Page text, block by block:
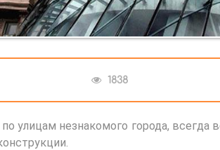
1838
улицам незнакомого города, всегда